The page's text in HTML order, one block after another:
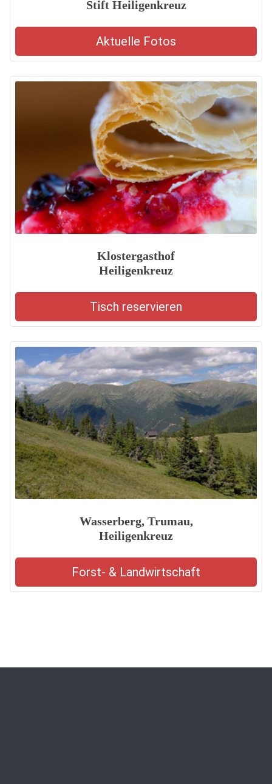
Stift Heiligenkreuz
Aktuelle Fotos
Klostergasthof
Heiligenkreuz
Tisch reservieren
Wasserberg, Trumau,
Heiligenkreuz
Forst- & Landwirtschaft